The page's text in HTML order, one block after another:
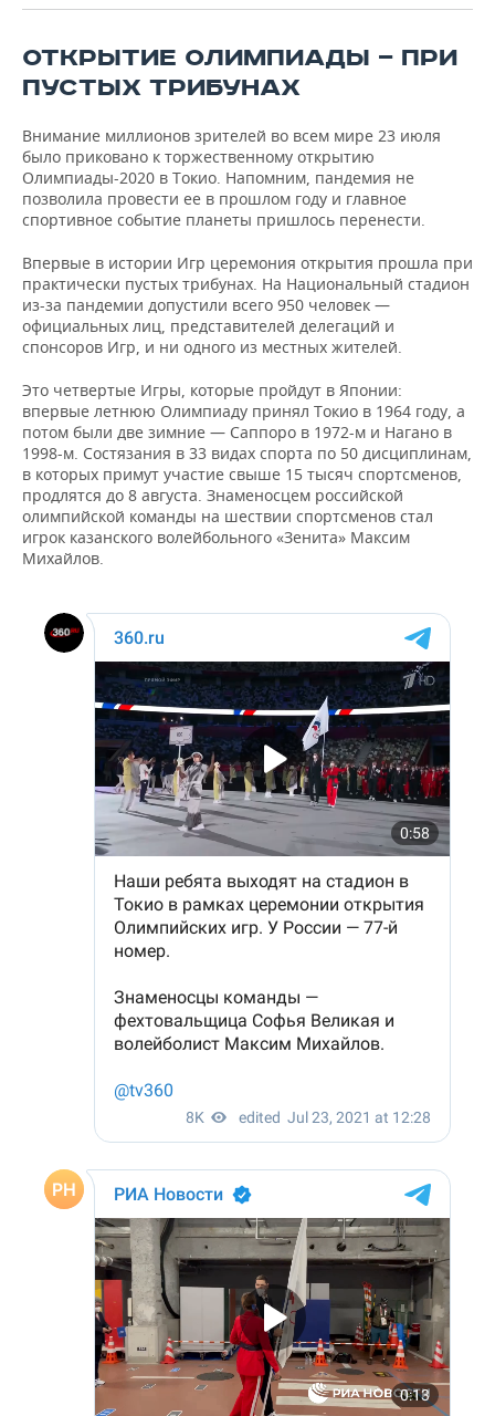
ВОЛЕЙБОЛ
КИБЕРСПОРТ
ФИГУРНОЕ КАТАНИЕ
ВОДНЫЕ ВИДЫ СПОРТА
ИСТОРИЯ
КУЛЬТУРА
МЕДИЦИНА
ОБРАЗОВАНИЕ
СПИСОК ПЕРСОН
СПИСОК КОМПАНИЙ
ПОЛНАЯ ВЕРСИЯ
ОТКРЫТИЕ ОЛИМПИАДЫ — ПРИ
ПУСТЫХ ТРИБУНАХ
Внимание миллионов зрителей во всем мире 23 июля
было приковано к торжественному открытию
Олимпиады-2020 в Токио. Напомним, пандемия не
позволила провести ее в прошлом году и главное
спортивное событие планеты пришлось перенести.
Впервые в истории Игр церемония открытия прошла при
практически пустых трибунах. На Национальный стадион
из-за пандемии допустили всего 950 человек —
официальных лиц, представителей делегаций и
спонсоров Игр, и ни одного из местных жителей.
Это четвертые Игры, которые пройдут в Японии:
впервые летнюю Олимпиаду принял Токио в 1964 году, а
потом были две зимние — Саппоро в 1972-м и Нагано в
1998-м. Состязания в 33 видах спорта по 50 дисциплинам,
в которых примут участие свыше 15 тысяч спортсменов,
продлятся до 8 августа. Знаменосцем российской
олимпийской команды на шествии спортсменов стал
игрок казанского волейбольного «Зенита» Максим
Михайлов.